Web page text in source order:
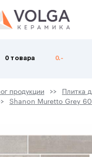
0 товара 0.-
продукции
Плитка
Shanon Muretto Grey